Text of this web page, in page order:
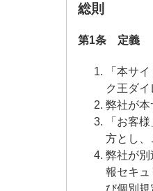
総則
第1条 定義
「本サ
ク王ダイ
弊社が本
「お客
方とし、
弊社が別
報セキュ